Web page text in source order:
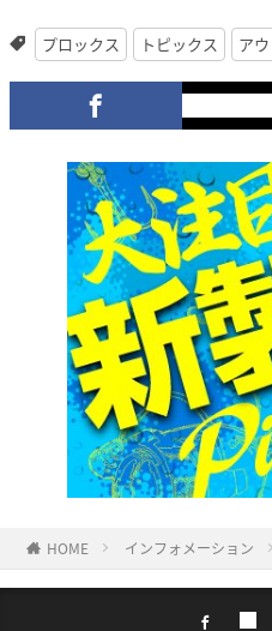
プロックス トピックス ア
HOME インフォメーション